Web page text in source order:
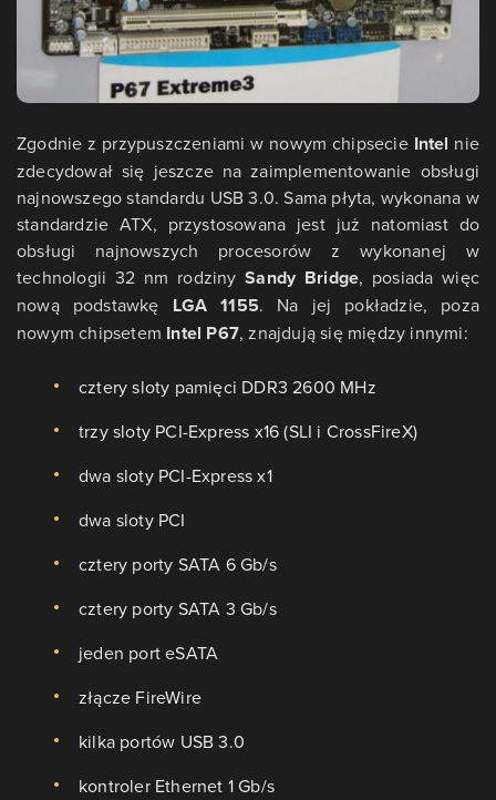
Zgodnie z przypuszczeniami w nowym chipsecie Intel nie
zdecydował się jeszcze na zaimplementowanie obsługi
najnowszego standardu USB 3.0. Sama płyta, wykonana w
standardzie ATX, przystosowana jest już natomiast do
obsługi najnowszych procesorów z wykonanej w
technologii 32 nm rodzinySandy Bridge, posiada więc
nową podstawkę LGA 1155. Na jej pokładzie, poza
nowym chipsetem Intel P67, znajdują się między innymi:
cztery sloty pamięci DDR3 2600 MHz
trzy sloty PCI-Express x16 (SLI i CrossFireX)
dwa sloty PCI-Express x1
dwa sloty PCI
cztery porty SATA 6 Gb/s
cztery porty SATA 3 Gb/s
jeden port eSATA
złącze FireWire
kilka portów USB 3.0
kontroler Ethernet 1 Gb/s